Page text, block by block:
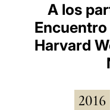
A los
Harvard
2016